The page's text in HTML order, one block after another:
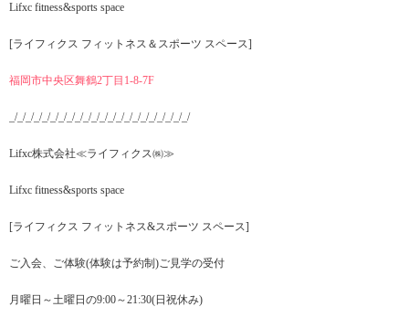
Lifxc fitness&sports space
[ライフィクス フィットネス＆スポーツ スペース]
福岡市中央区舞鶴2丁目1‐8-7F
_/_/_/_/_/_/_/_/_/_/_/_/_/_/_/_/_/_/_/_/_/_/
Lifxc株式会社≪ライフィクス㈱≫
Lifxc fitness&sports space
[ライフィクス フィットネス&スポーツ スペース]
ご入会、ご体験(体験は予約制)ご見学の受付
月曜日～土曜日の9:00～21:30(日祝休み)